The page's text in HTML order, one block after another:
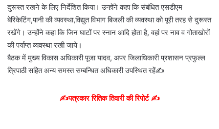
दुरूस्त रखने के लिए निर्देशित किया। उन्होंने कहा कि संबंधित एसडीएम
बेरिकेटिंग,पानी की व्यवस्था,विद्युत विभाग बिजली की व्यवस्था को पूरी तरह से दुरूस्त
रखेंगे। उन्होंने कहा कि जिन घाटों पर स्नान आदि होता है, वहां पर नाव व गोताखोरों
की पर्याप्त व्यवस्था रखी जाये।
बैठक में मुख्य विकास अधिकारी पूजा यादव, अपर जिलाधिकारी प्रशासन प्रफुल्ल
त्रिपाठी सहित अन्य समस्त सम्बन्धित अधिकारी उपस्थित रहें✍️
✍️पत्रकार रितिक तिवारी की रिपोर्ट ✍️